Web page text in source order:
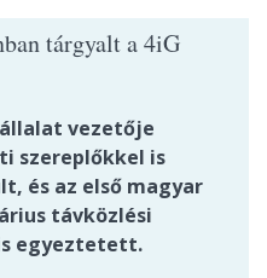
tárgyalt a 4iG
vezetője
szereplőkkel is
és az első magyar
távközlési
egyeztetett.